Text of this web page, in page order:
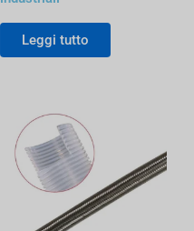
Leggi tutto